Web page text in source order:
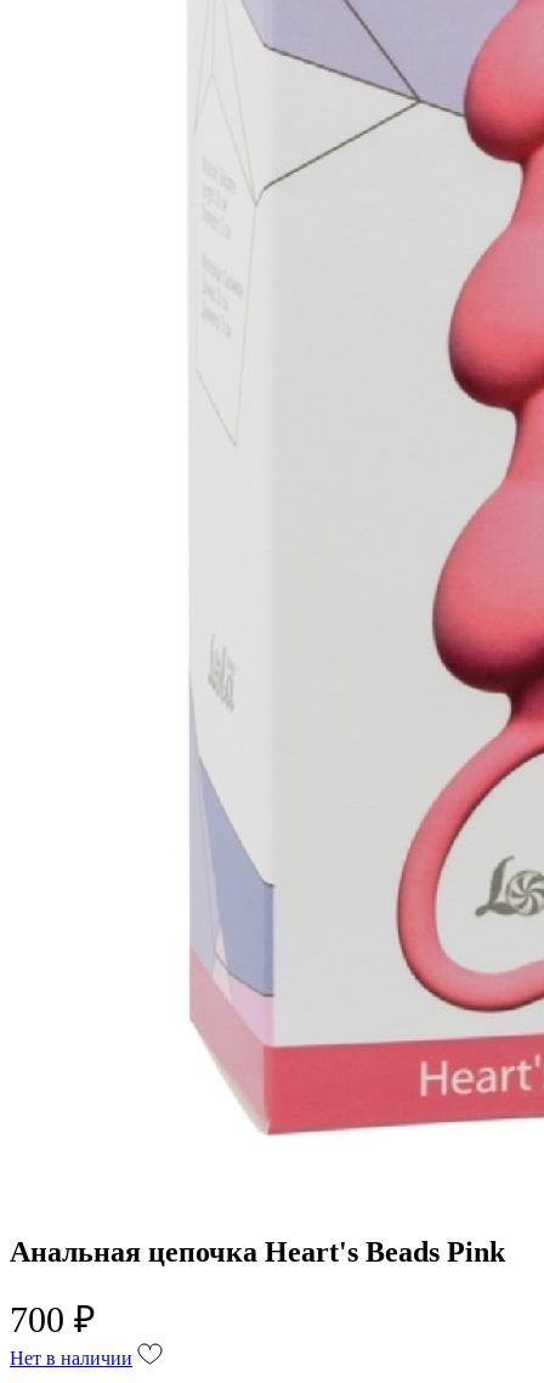
Анальная цепочка Heart's Beads Pink
700 ₽
Нет в наличии